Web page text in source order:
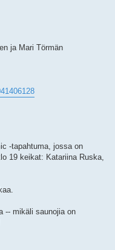
ja Mari Törmän
-tapahtuma, jossa on
19 keikat: Katariina Ruska,
-- mikäli saunojia on